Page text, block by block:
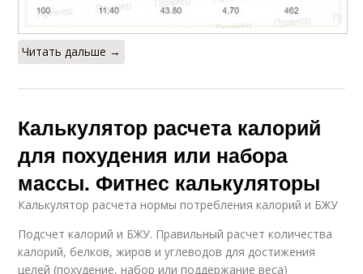
Читать дальше →
Калькулятор расчета калорий
для похудения или набора
массы. Фитнес калькуляторы
Калькулятор расчета нормы потребления калорий и БЖУ
Подсчет калорий и БЖУ. Правильный расчет количества
калорий, белков, жиров и углеводов для достижения
целей (похудение, набор или поддержание веса)